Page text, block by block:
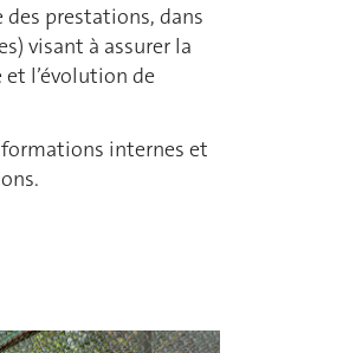
prestations, dans
visant à assurer la
l’évolution de
internes et